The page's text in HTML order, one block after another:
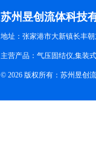
苏州昱创流体科技
地址：张家港市大新镇长丰
主营产品：气压固结仪,集装
© 2026 版权所有：苏州昱创